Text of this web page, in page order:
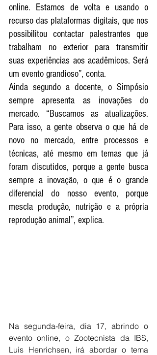
online. Estamos de volta e usando o
recurso das plataformas digitais, que nos
possibilitou contactar palestrantes que
trabalham no exterior para transmitir
suas experiências aos acadêmicos. Será
um evento grandioso”, conta.
Ainda segundo a docente, o Simpósio
sempre apresenta as inovações do
mercado. “Buscamos as atualizações.
Para isso, a gente observa o que há de
novo no mercado, entre processos e
técnicas, até mesmo em temas que já
foram discutidos, porque a gente busca
sempre a inovação, o que é o grande
diferencial do nosso evento, porque
mescla produção, nutrição e a própria
reprodução animal”, explica.
Na segunda-feira, dia 17, abrindo o
evento online, o Zootecnista da IBS,
Luis Henrichsen, irá abordar o tema